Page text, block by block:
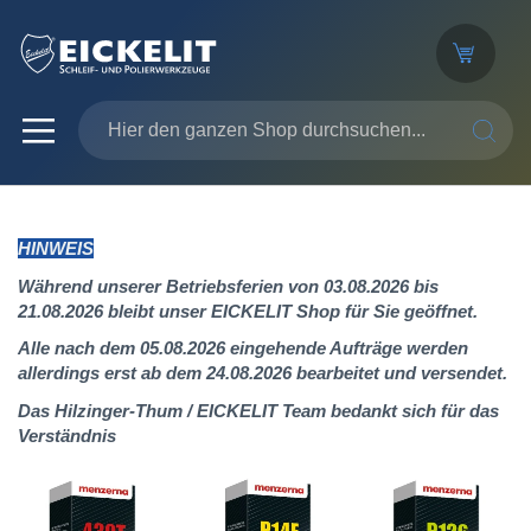
SUCHE
HINWEIS
Während unserer Betriebsferien von 03.08.2026 bis
21.08.2026 bleibt unser EICKELIT Shop für Sie geöffnet.
Alle nach dem 05.08.2026 eingehende Aufträge werden
allerdings erst ab dem 24.08.2026 bearbeitet und versendet.
Das Hilzinger-Thum / EICKELIT Team bedankt sich für das
Verständnis
Zum
Ende